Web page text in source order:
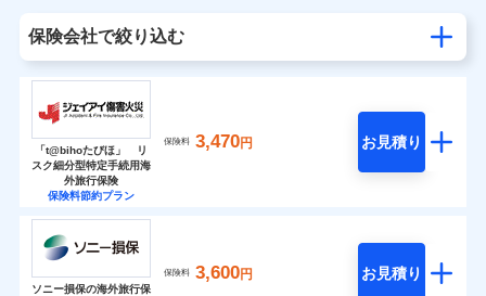
保険会社で絞り込む
「t@bihoたびほ」 リ
スク細分型特定手続用海
外旅行保険
保険料節約プラン
保険料 3,470円 お見積り
ソニー損保の海外旅行保
保険料 3,600円 お見積り